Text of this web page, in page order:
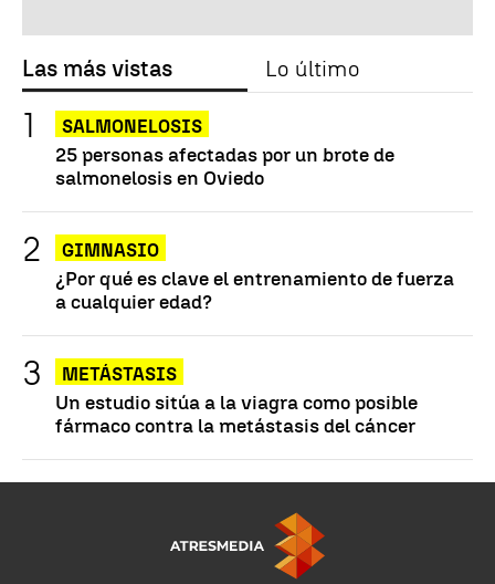
Las más vistas Lo último
SALMONELOSIS
25 personas afectadas por un brote de
salmonelosis en Oviedo
GIMNASIO
¿Por qué es clave el entrenamiento de fuerza
a cualquier edad?
METÁSTASIS
Un estudio sitúa a la viagra como posible
fármaco contra la metástasis del cáncer